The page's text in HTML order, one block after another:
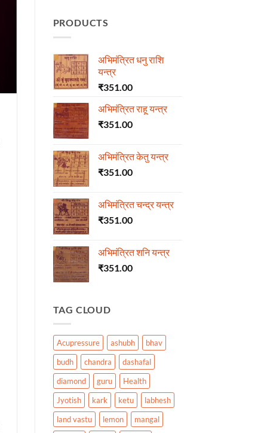
PRODUCTS
अभिमंत्रित धनु राशि
यन्त्र
₹351.00
अभिमंत्रित राहू यन्त्र
₹351.00
अभिमंत्रित केतु यन्त्र
₹351.00
अभिमंत्रित चन्द्र यन्त्र
₹351.00
अभिमंत्रित शनि यन्त्र
₹351.00
TAG CLOUD
Acupressure ashubh
bhav
budh
chandra
dashafal
diamond
guru
Health
Jyotish
kark ketu
labhesh
land vastu
lemon
mangal